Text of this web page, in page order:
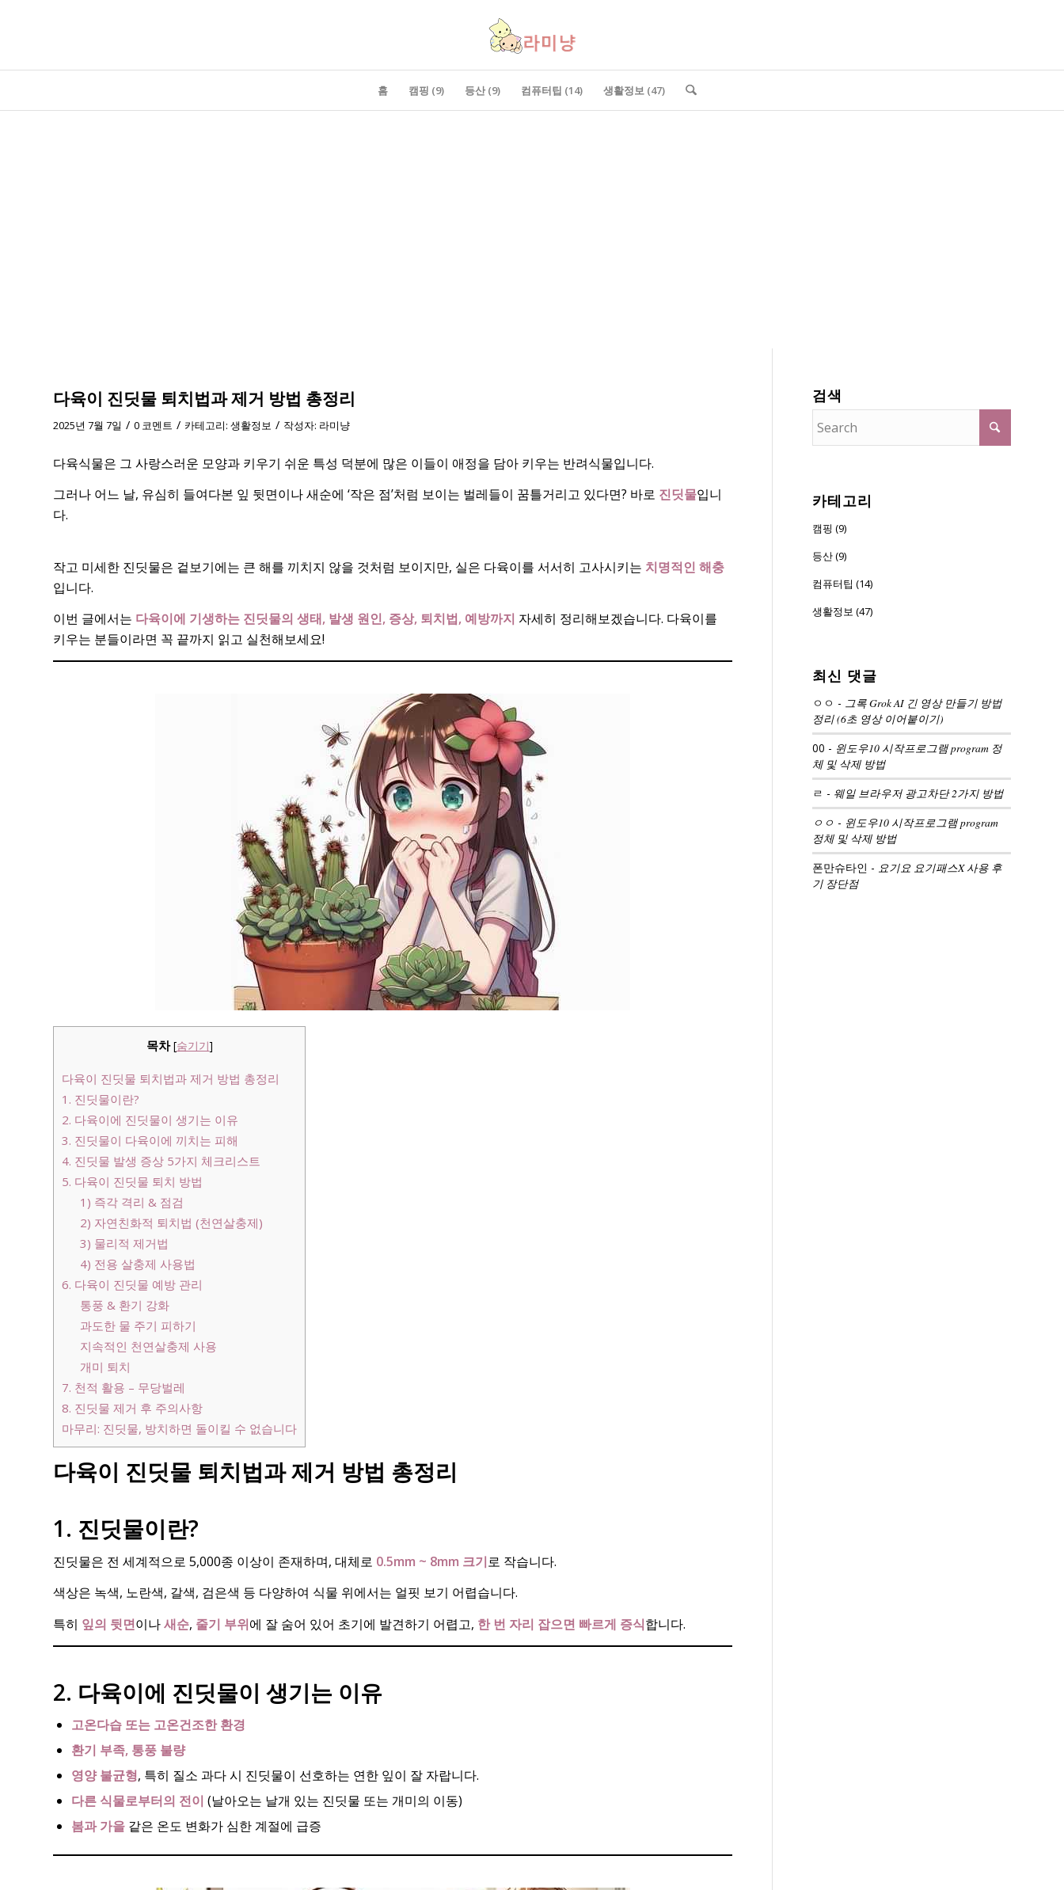
홈 캠핑 (9) 등산 (9) 컴퓨터팁 (14) 생활정보 (47)
다육이 진딧물 퇴치법과 제거 방법 총정리
2025년 7월 7일 / 0 코멘트 / 카테고리: 생활정보 / 작성자: 라미냥
다육식물은 그 사랑스러운 모양과 키우기 쉬운 특성 덕분에 많은 이들이 애정을 담아 키우는 반려식물입니다.
그러나 어느 날, 유심히 들여다본 잎 뒷면이나 새순에 ‘작은 점’처럼 보이는 벌레들이 꿈틀거리고 있다면? 바로 진딧물입니
다.
작고 미세한 진딧물은 겉보기에는 큰 해를 끼치지 않을 것처럼 보이지만, 실은 다육이를 서서히 고사시키는 치명적인 해충
입니다.
이번 글에서는 다육이에 기생하는 진딧물의 생태, 발생 원인, 증상, 퇴치법, 예방까지 자세히 정리해보겠습니다. 다육이를
키우는 분들이라면 꼭 끝까지 읽고 실천해보세요!
목차 [숨기기]
다육이 진딧물 퇴치법과 제거 방법 총정리
1. 진딧물이란?
2. 다육이에 진딧물이 생기는 이유
3. 진딧물이 다육이에 끼치는 피해
4. 진딧물 발생 증상 5가지 체크리스트
5. 다육이 진딧물 퇴치 방법
1) 즉각 격리 & 점검
2) 자연친화적 퇴치법 (천연살충제)
3) 물리적 제거법
4) 전용 살충제 사용법
6. 다육이 진딧물 예방 관리
통풍 & 환기 강화
과도한 물 주기 피하기
지속적인 천연살충제 사용
개미 퇴치
7. 천적 활용 – 무당벌레
8. 진딧물 제거 후 주의사항
마무리: 진딧물, 방치하면 돌이킬 수 없습니다
다육이 진딧물 퇴치법과 제거 방법 총정리
1. 진딧물이란?
진딧물은 전 세계적으로 5,000종 이상이 존재하며, 대체로 0.5mm ~ 8mm 크기로 작습니다.
색상은 녹색, 노란색, 갈색, 검은색 등 다양하여 식물 위에서는 얼핏 보기 어렵습니다.
특히 잎의 뒷면이나새순, 줄기 부위에 잘 숨어 있어 초기에 발견하기 어렵고, 한 번 자리 잡으면 빠르게 증식합니다.
2. 다육이에 진딧물이 생기는 이유
고온다습 또는 고온건조한 환경
환기 부족, 통풍 불량
영양 불균형, 특히 질소 과다 시 진딧물이 선호하는 연한 잎이 잘 자랍니다.
다른 식물로부터의 전이 (날아오는 날개 있는 진딧물 또는 개미의 이동)
봄과 가을 같은 온도 변화가 심한 계절에 급증
검색
카테고리
캠핑 (9)
등산 (9)
컴퓨터팁 (14)
생활정보 (47)
최신 댓글
ㅇㅇ - 그록 Grok AI 긴 영상 만들기 방법
정리 (6초 영상 이어붙이기)
00 - 윈도우10 시작프로그램 program 정
체 및 삭제 방법
ㄹ - 웨일 브라우저 광고차단 2가지 방법
ㅇㅇ - 윈도우10 시작프로그램 program
정체 및 삭제 방법
폰만슈타인 - 요기요 요기패스X 사용 후
기 장단점